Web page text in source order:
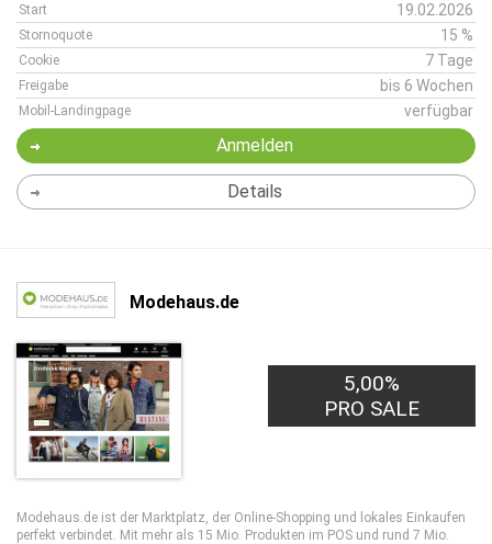
Start 19.02.2026
Stornoquote 15 %
Cookie 7 Tage
Freigabe bis 6 Wochen
Mobil-Landingpage verfügbar
Anmelden
Details
Modehaus.de
5,00%
PRO SALE
Modehaus.de ist der Marktplatz, der Online-Shopping und lokales Einkaufen
perfekt verbindet. Mit mehr als 15 Mio. Produkten im POS und rund 7 Mio.